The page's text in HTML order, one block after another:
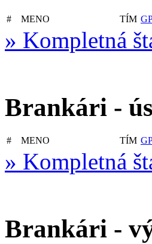
# MENO TÍM
» Kompletná
Brankári -
# MENO TÍM
» Kompletná
Brankári -